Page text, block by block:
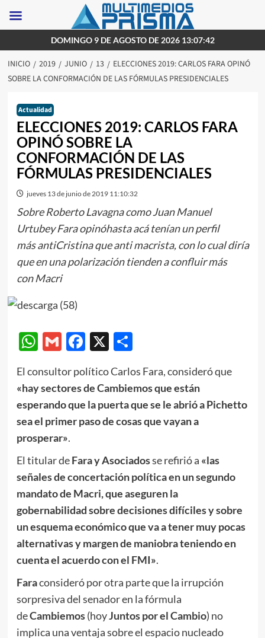
al
contenido
DOMINGO 9 DE AGOSTO DE 2026 13:07:42
INICIO 2019 JUNIO 13
ELECCIONES 2019: CARLOS FARA OPINÓ
SOBRE LA CONFORMACIÓN DE LAS FÓRMULAS PRESIDENCIALES
Actualidad
ELECCIONES 2019: CARLOS FARA
OPINÓ SOBRE LA
CONFORMACIÓN DE LAS
FÓRMULAS PRESIDENCIALES
jueves 13 de junio de 2019 11:10:32
Sobre Roberto Lavagna como Juan Manuel
Urtubey Fara opinóhasta acá tenían un perfil
más antiCristina que anti macrista, con lo cual diría
que en una polarización tienden a confluir más
con Macri
WhatsApp
GmailFacebook
X Compartir
El consultor político Carlos Fara, consideró que
«hay sectores de Cambiemos que están
esperando que la puerta que se le abrió a Pichetto
sea el primer paso de cosas que vayan a
prosperar».
El titular deFarayAsociadosse refirió a «las
señales de concertación política en un segundo
mandato de Macri, que aseguren la
gobernabilidad sobre decisiones difíciles y sobre
un esquema económico que va a tener muy pocas
alternativas y margen de maniobra teniendo en
cuenta el acuerdo con el FMI».
Faraconsideró por otra parte que la irrupción
sorpresiva del senador en la fórmula
deCambiemos(hoyJuntos por el Cambio) no
implica una ventaja sobre el espacio nucleado